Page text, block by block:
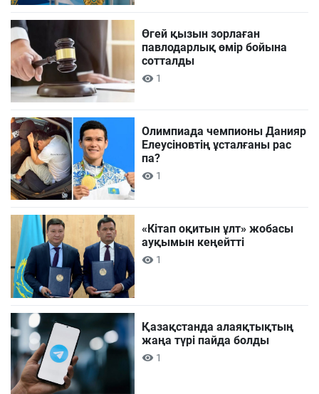
Өгей қызын зорлаған
павлодарлық өмір бойына
сотталды
1
Олимпиада чемпионы Данияр
Елеусіновтің ұсталғаны рас
па?
1
«Кітап оқитын ұлт» жобасы
ауқымын кеңейтті
1
Қазақстанда алаяқтықтың
жаңа түрі пайда болды
1